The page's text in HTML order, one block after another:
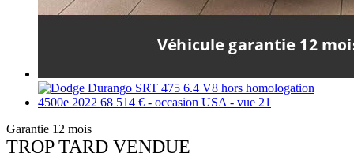
Garantie 12 mois
TROP TARD VENDUE